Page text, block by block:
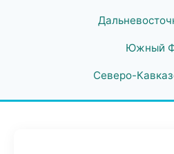
Южный
Северо-